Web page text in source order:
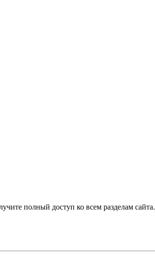
полный доступ ко всем разделам сайта.